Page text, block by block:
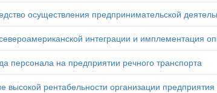
осуществления предпринимательской
интеграции и имплементация
персонала на предприятии речного транспорта
высокой рентабельности организации